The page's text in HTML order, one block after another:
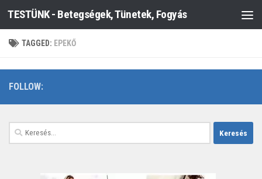
Skip to content
TESTÜNK - Betegségek, Tünetek, Fogyás
TAGGED: EPEKŐ
FOLLOW:
Keresés: